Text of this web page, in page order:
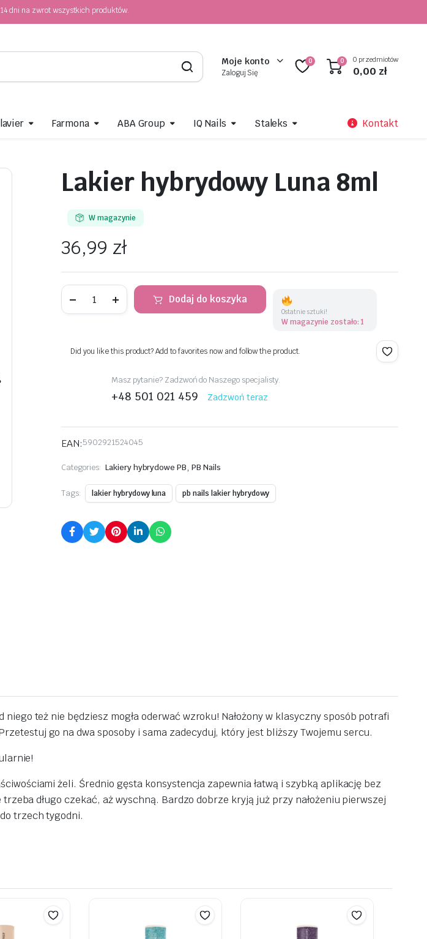
dni na zwrot wszystkich produktów.
Moje konto
Zaloguj Się
0 0 0 przedmiotów
0,00 zł
Farmona ABA Group IQ Nails Staleks Kontakt
Lakier hybrydowy Luna 8ml
W magazynie
36,99 zł
hybrydowy
Luna
Dodaj do koszyka
Ostatnie sztuki!
W magazynie zostało: 1
Did you like this product? Add to favorites now and follow the product.
Masz pytanie? Zadzwoń do Naszego specjalisty.
+48 501 021 459 Zadzwoń teraz
EAN:5902921524045
Categories: Lakiery hybrydowe PB, PB Nails
Tags: lakier hybrydowy luna pb nails lakier hybrydowy
też nie będziesz mogła oderwać wzroku! Nałożony w klasyczny sposób potrafi
go na dwa sposoby i sama zadecyduj, który jest bliższy Twojemu sercu.
żeli. Średnio gęsta konsystencja zapewnia łatwą i szybką aplikację bez
długo czekać, aż wyschną. Bardzo dobrze kryją już przy nałożeniu pierwszej
trzech tygodni.